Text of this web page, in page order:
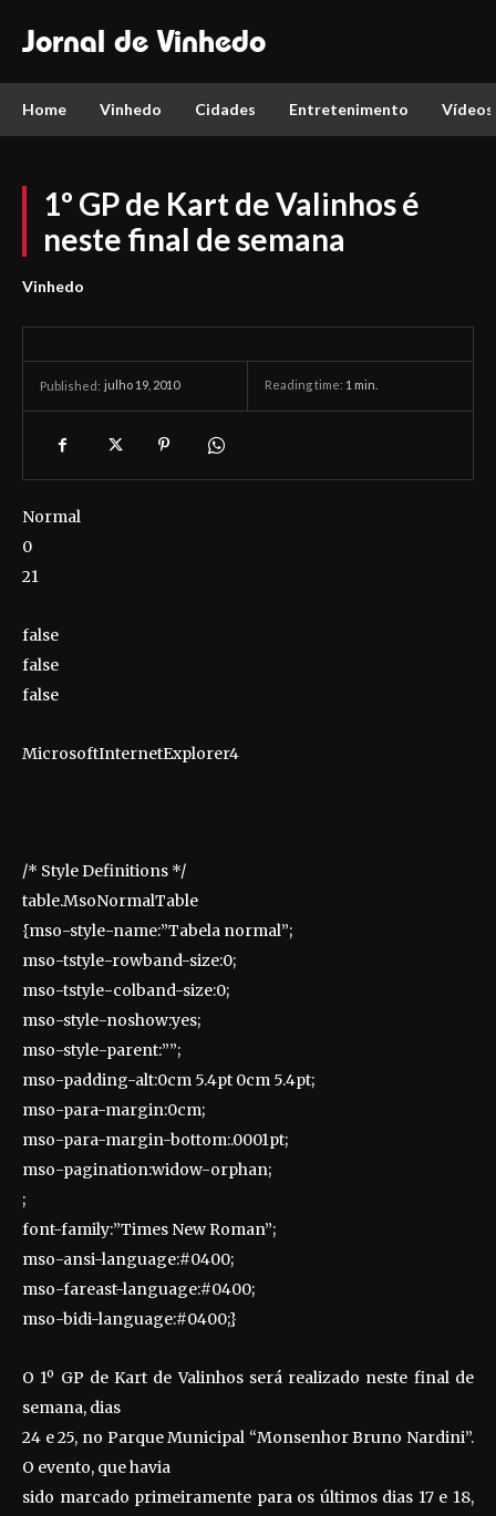
Jornal de Vinhedo
Home Vinhedo Cidades Entretenimento Vídeos
1º GP de Kart de Valinhos é
neste final de semana
Vinhedo
Published: julho 19, 2010 Reading time: 1 min.
Normal
0
21
false
false
false
MicrosoftInternetExplorer4
/* Style Definitions */
table.MsoNormalTable
{mso-style-name:”Tabela normal”;
mso-tstyle-rowband-size:0;
mso-tstyle-colband-size:0;
mso-style-noshow:yes;
mso-style-parent:””;
mso-padding-alt:0cm 5.4pt 0cm 5.4pt;
mso-para-margin:0cm;
mso-para-margin-bottom:.0001pt;
mso-pagination:widow-orphan;
;
font-family:”Times New Roman”;
mso-ansi-language:#0400;
mso-fareast-language:#0400;
mso-bidi-language:#0400;}
O 1º GP de Kart de Valinhos será realizado neste final de
semana, dias
24 e 25, no Parque Municipal “Monsenhor Bruno Nardini”.
O evento, que havia
sido marcado primeiramente para os últimos dias 17 e 18,